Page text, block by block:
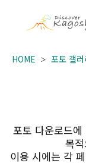
HOME 포토 갤러
포토 다운로드
목
이용 시에는 각